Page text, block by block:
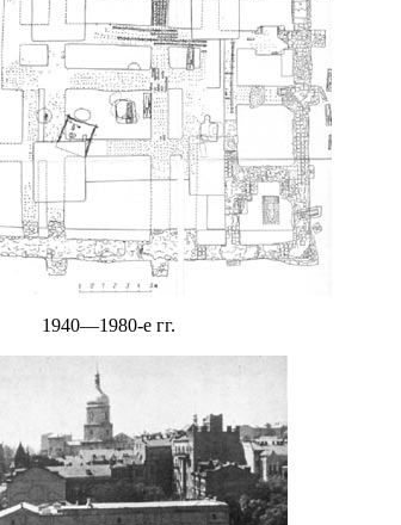
1940—1980-е гг.